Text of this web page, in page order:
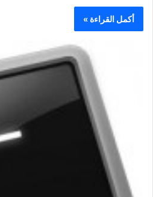
أكمل القراءة »